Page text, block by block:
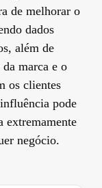
de melhorar o
dados
além de
marca e o
os clientes
pode
extremamente
negócio.